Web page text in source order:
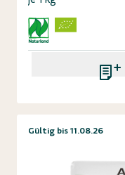
Gültig bis 11.08.26